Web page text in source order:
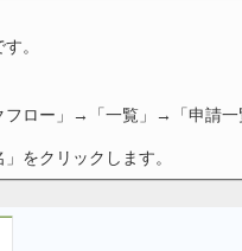
。
フロー」→「一覧」→「申請一
をクリックします。